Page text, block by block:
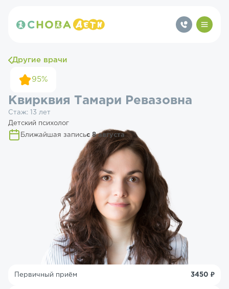
Другие врачи
95%
Квирквия Тамари Ревазовна
Стаж: 13 лет
Детский психолог
Ближайшая записьс 8 августа
Первичный приём 3450 ₽